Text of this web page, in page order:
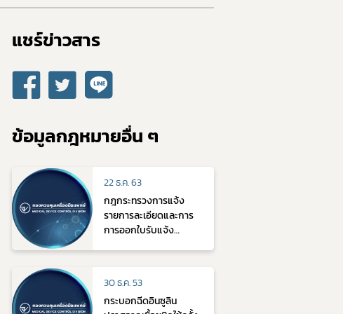
แชร์ข่าวสาร​
ข้อมูลกฎหมายอื่น ๆ
22 ธ.ค. 63
กฎกระทรวงการแจ้ง
รายการละเอียดและการ
การออกใบรับแจ้ง
30 ธ.ค. 53
กระบอกฉีดอินซูลิน